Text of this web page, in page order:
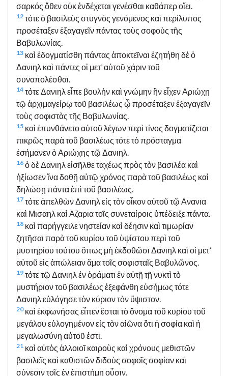
σαρκός ὅθεν οὐκ ἐνδέχεται γενέσθαι καθάπερ οἴει.
12 τότε ὁ βασιλεὺς στυγνὸς γενόμενος καὶ περίλυπος
προσέταξεν ἐξαγαγεῖν πάντας τοὺς σοφοὺς τῆς
Βαβυλωνίας.
13 καὶ ἐδογματίσθη πάντας ἀποκτεῖναι ἐζητήθη δὲ ὁ
Δανιηλ καὶ πάντες οἱ μετ’ αὐτοῦ χάριν τοῦ
συναπολέσθαι.
14 τότε Δανιηλ εἶπε βουλὴν καὶ γνώμην ἣν εἶχεν Αριώχῃ
τῷ ἀρχιμαγείρῳ τοῦ βασιλέως ᾧ προσέταξεν ἐξαγαγεῖν
τοὺς σοφιστὰς τῆς Βαβυλωνίας.
15 καὶ ἐπυνθάνετο αὐτοῦ λέγων περὶ τίνος δογματίζεται
πικρῶς παρὰ τοῦ βασιλέως τότε τὸ πρόσταγμα
ἐσήμανεν ὁ Αριώχης τῷ Δανιηλ.
16 ὁ δὲ Δανιηλ εἰσῆλθε ταχέως πρὸς τὸν βασιλέα καὶ
ἠξίωσεν ἵνα δοθῇ αὐτῷ χρόνος παρὰ τοῦ βασιλέως καὶ
δηλώσῃ πάντα ἐπὶ τοῦ βασιλέως.
17 τότε ἀπελθὼν Δανιηλ εἰς τὸν οἶκον αὐτοῦ τῷ Ανανια
καὶ Μισαηλ καὶ Αζαρια τοῖς συνεταίροις ὑπέδειξε πάντα.
18 καὶ παρήγγειλε νηστείαν καὶ δέησιν καὶ τιμωρίαν
ζητῆσαι παρὰ τοῦ κυρίου τοῦ ὑψίστου περὶ τοῦ
μυστηρίου τούτου ὅπως μὴ ἐκδοθῶσι Δανιηλ καὶ οἱ μετ’
αὐτοῦ εἰς ἀπώλειαν ἅμα τοῖς σοφισταῖς Βαβυλῶνος.
19 τότε τῷ Δανιηλ ἐν ὁράματι ἐν αὐτῇ τῇ νυκτὶ τὸ
μυστήριον τοῦ βασιλέως ἐξεφάνθη εὐσήμως τότε
Δανιηλ εὐλόγησε τὸν κύριον τὸν ὕψιστον.
20καὶ ἐκφωνήσας εἶπεν ἔσται τὸ ὄνομα τοῦ κυρίου τοῦ
μεγάλου εὐλογημένον εἰς τὸν αἰῶνα ὅτι ἡ σοφία καὶ ἡ
μεγαλωσύνη αὐτοῦ ἐστι.
21 καὶ αὐτὸς ἀλλοιοῖ καιροὺς καὶ χρόνους μεθιστῶν
βασιλεῖς καὶ καθιστῶν διδοὺς σοφοῖς σοφίαν καὶ
σύνεσιν τοῖς ἐν ἐπιστήμῃ οὖσιν.